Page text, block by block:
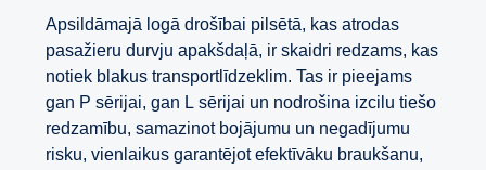
Apsildāmajā logā drošībai pilsētā, kas atrodas
pasažieru durvju apakšdaļā, ir skaidri redzams, kas
notiek blakus transportlīdzeklim. Tas ir pieejams
gan P sērijai, gan L sērijai un nodrošina izcilu tiešo
redzamību, samazinot bojājumu un negadījumu
risku, vienlaikus garantējot efektīvāku braukšanu,